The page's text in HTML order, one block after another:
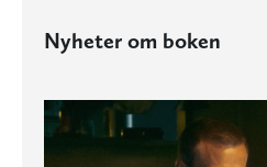
Nyheter om boken